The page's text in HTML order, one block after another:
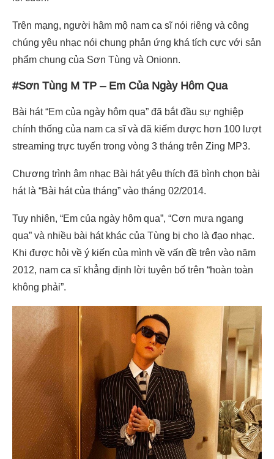
Trên mạng, người hâm mộ nam ca sĩ nói riêng và công
chúng yêu nhạc nói chung phản ứng khá tích cực với sản
phẩm chung của Sơn Tùng và Onionn.
#Sơn Tùng M TP – Em Của Ngày Hôm Qua
Bài hát “Em của ngày hôm qua” đã bắt đầu sự nghiệp
chính thống của nam ca sĩ và đã kiếm được hơn 100 lượt
streaming trực tuyến trong vòng 3 tháng trên Zing MP3.
Chương trình âm nhạc Bài hát yêu thích đã bình chọn bài
hát là “Bài hát của tháng” vào tháng 02/2014.
Tuy nhiên, “Em của ngày hôm qua”, “Cơn mưa ngang
qua” và nhiều bài hát khác của Tùng bị cho là đạo nhạc.
Khi được hỏi về ý kiến của mình về vấn đề trên vào năm
2012, nam ca sĩ khẳng định lời tuyên bố trên “hoàn toàn
không phải”.